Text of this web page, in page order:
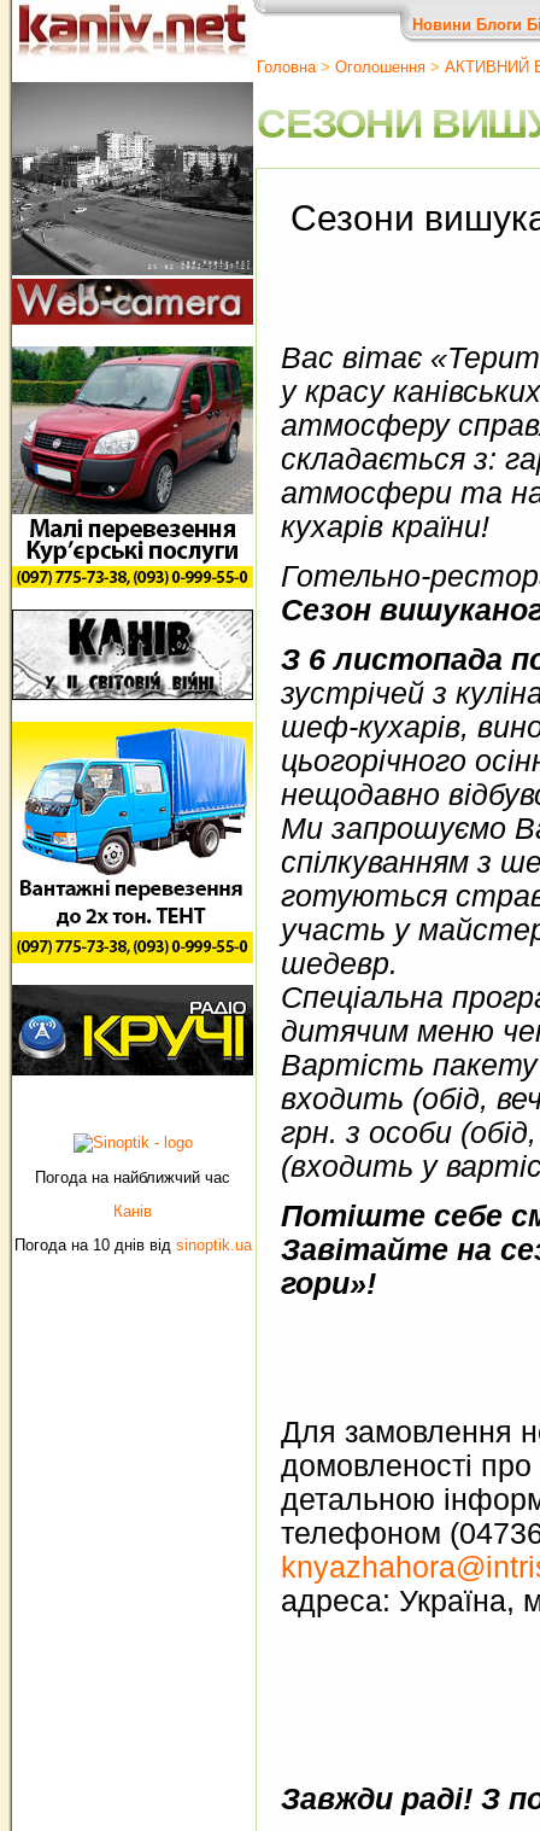
Погода на найближчий час
Канів
Погода на 10 днів від sinoptik.ua
Новини Блоги
Головна> Оголошення > АКТИВНИЙ
СЕЗОНИ
Сезони
Вас вітає
у красу
атмосферу
складається з:
атмосфери та
кухарів країни!
Готельно-
Сезон
З 6 листопада
зустрічей з
шеф-кухарів,
цьогорічного
нещодавно
Ми запрошуємо
спілкуванням з
готуються
участь у
шедевр.
Спеціальна
дитячим меню
Вартість пакету
входить (обід,
грн. з особи
(входить у
Потіште себе
Завітайте на
гори»!
Для замовлення
домовленості
детальною
телефоном
адреса: Україна,
Завжди раді! З